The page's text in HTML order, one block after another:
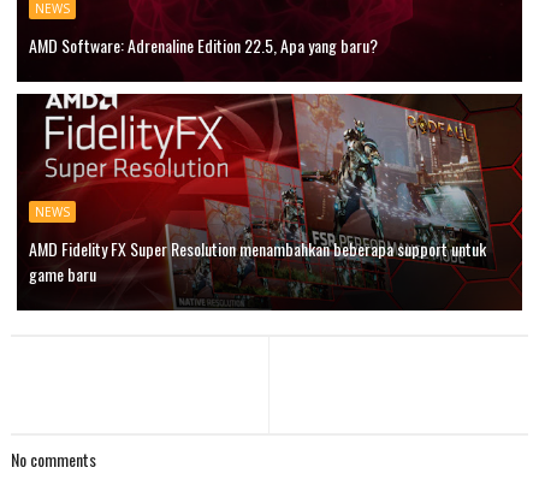
NEWS
AMD Software: Adrenaline Edition 22.5, Apa yang baru?
NEWS
AMD Fidelity FX Super Resolution menambahkan beberapa support untuk
game baru
No comments